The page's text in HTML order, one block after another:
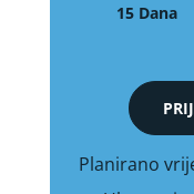
15 Dana
Planirano